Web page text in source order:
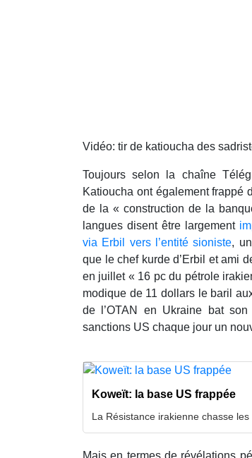
Vidéo: tir de katioucha des
Toujours selon la chaîne
Katioucha ont également frappé
de la « construction de la
langues disent être largement
via Erbil vers l’entité sioniste,
que le chef kurde d’Erbil et ami
en juillet « 16 pc du pétrole
modique de 11 dollars le baril
de l’OTAN en Ukraine bat
sanctions US chaque jour un
Koweït: la base US frappée
La Résistance irakienne chasse les
Mais en termes de révélations